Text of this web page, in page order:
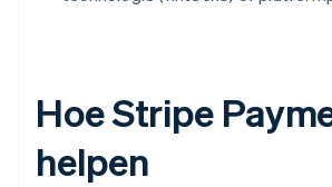
Hoe Stripe
helpen